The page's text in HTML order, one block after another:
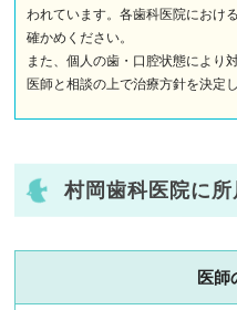
われています。各歯科医院におけ
確かめください。
また、個人の歯・口腔状態により
医師と相談の上で治療方針を決定
村岡歯科医院に
医師